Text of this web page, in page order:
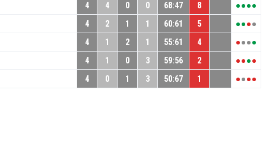
4 4 0 0 68:47
8
4
2 1 1 60:61
5
4
1 2 1 55:61
4
4
1 0 3 59:56
2
4
0 1 3 50:67 1